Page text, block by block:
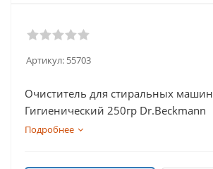
Артикул: 55703
Очиститель для стиральных машин
Гигиенический 250гр Dr.Beckmann
Подробнее